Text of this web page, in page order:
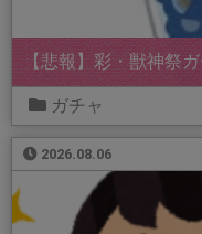
【悲報】彩・獣神祭
ガチャ
2026.08.06